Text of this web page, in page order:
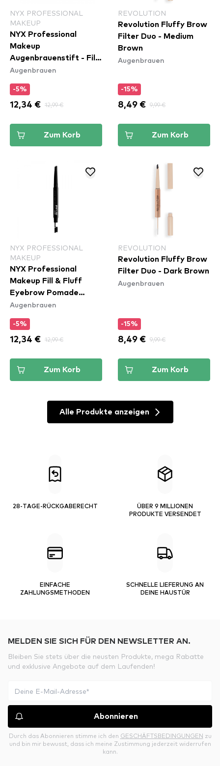
NYX PROFESSIONAL
MAKEUP
NYX Professional
Makeup
Augenbrauenstift - Fill
& Fluff Eyebrow
(FFEP01)
Augenbrauen
-5%
12,34 € 12,99 €
Zum Korb
REVOLUTION
Revolution Fluffy Brow
Filter Duo - Medium
Brown
Augenbrauen
-15%
8,49 € 9,99 €
Zum Korb
NYX PROFESSIONAL
MAKEUP
NYX Professional
Makeup Fill & Fluff
Eyebrow Pomade
Pencil - Clear
Augenbrauen
-5%
12,34 € 12,99 €
Zum Korb
REVOLUTION
Revolution Fluffy Brow
Filter Duo - Dark Brown
Augenbrauen
-15%
8,49 € 9,99 €
Zum Korb
Alle Produkte anzeigen
28-TAGE-RÜCKGABERECHT
ÜBER 9 MILLIONEN
PRODUKTE VERSENDET
EINFACHE
ZAHLUNGSMETHODEN
SCHNELLE LIEFERUNG AN
DEINE HAUSTÜR
MELDEN SIE SICH FÜR DEN NEWSLETTER AN.
Bleiben Sie stets über die neusten Produkte, mega Rabatte
und exklusive Angebote auf dem Laufenden!
Abonnieren
Durch das Abonnieren stimme ich den GESCHÄFTSBEDINGUNGEN zu
und bin mir bewusst, dass ich meine Zustimmung jederzeit widerrufen
kann.